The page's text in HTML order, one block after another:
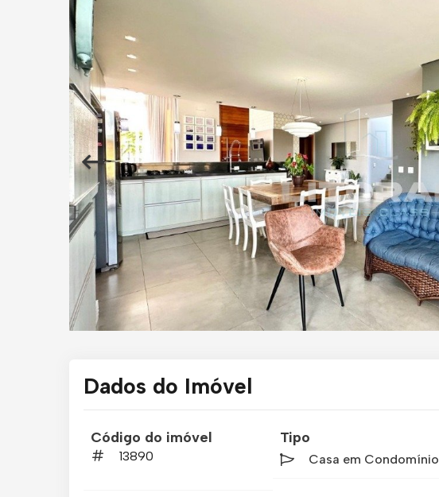
Dados do Imóvel
Código do imóvel
13890
Tipo
Casa em Condomínio